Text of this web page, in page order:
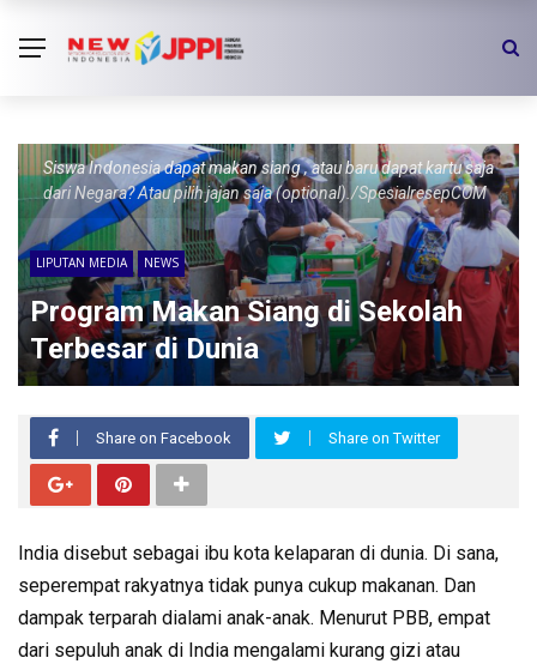
Siswa Indonesia dapat makan siang , atau baru dapat kartu saja
dari Negara? Atau pilih jajan saja (optional)./SpesialresepCOM
LIPUTAN MEDIA NEWS
Program Makan Siang di Sekolah
Terbesar di Dunia
Share on Facebook Share on Twitter
India disebut sebagai ibu kota kelaparan di dunia. Di sana,
seperempat rakyatnya tidak punya cukup makanan. Dan
dampak terparah dialami anak-anak. Menurut PBB, empat
dari sepuluh anak di India mengalami kurang gizi atau